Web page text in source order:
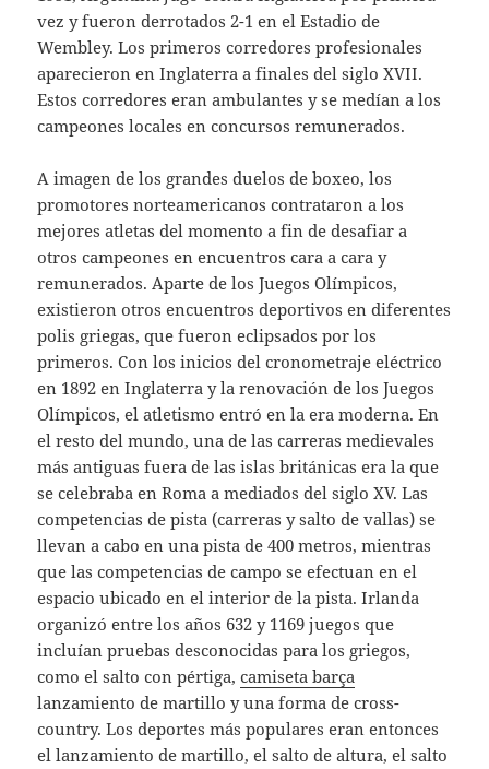
vez y fueron derrotados 2-1 en el Estadio de
Wembley. Los primeros corredores profesionales
aparecieron en Inglaterra a finales del siglo XVII.
Estos corredores eran ambulantes y se medían a los
campeones locales en concursos remunerados.
A imagen de los grandes duelos de boxeo, los
promotores norteamericanos contrataron a los
mejores atletas del momento a fin de desafiar a
otros campeones en encuentros cara a cara y
remunerados. Aparte de los Juegos Olímpicos,
existieron otros encuentros deportivos en diferentes
polis griegas, que fueron eclipsados por los
primeros. Con los inicios del cronometraje eléctrico
en 1892 en Inglaterra y la renovación de los Juegos
Olímpicos, el atletismo entró en la era moderna. En
el resto del mundo, una de las carreras medievales
más antiguas fuera de las islas británicas era la que
se celebraba en Roma a mediados del siglo XV. Las
competencias de pista (carreras y salto de vallas) se
llevan a cabo en una pista de 400 metros, mientras
que las competencias de campo se efectuan en el
espacio ubicado en el interior de la pista. Irlanda
organizó entre los años 632 y 1169 juegos que
incluían pruebas desconocidas para los griegos,
como el salto con pértiga,camiseta barça
lanzamiento de martillo y una forma de cross-
country. Los deportes más populares eran entonces
el lanzamiento de martillo, el salto de altura, el salto